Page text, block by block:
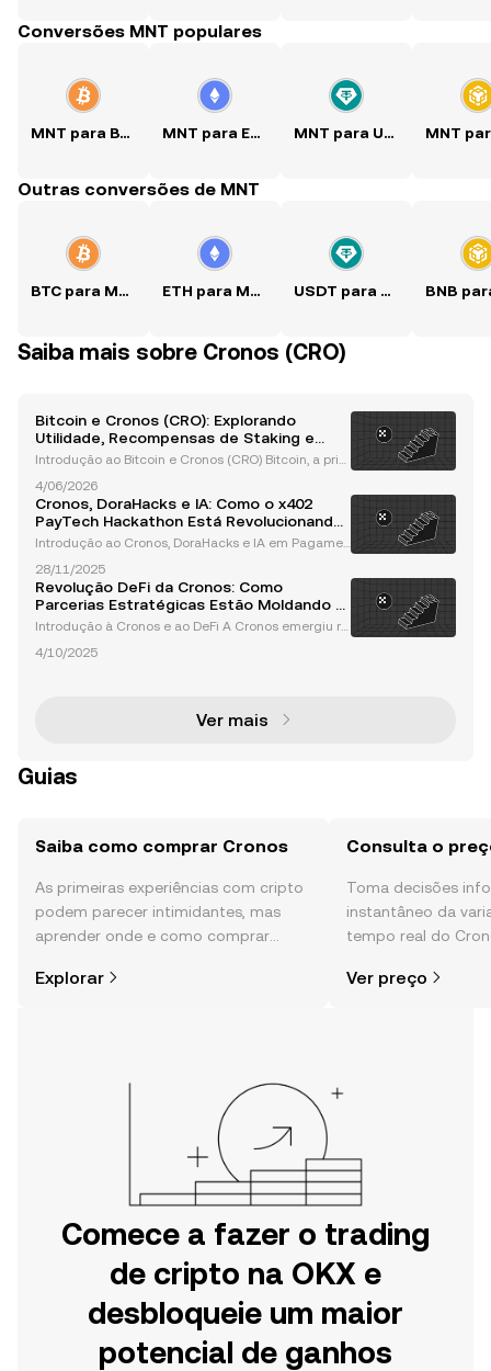
Conversões MNT populares
MNT para BTC MNT para ETH MNT para USDT
Outras conversões de MNT
BTC para MNT ETH para MNT USDT para MNT
Saiba mais sobre Cronos (CRO)
Bitcoin e Cronos (CRO): Explorando
Utilidade, Recompensas de Staking e
Inovações em Blockchain
Introdução ao Bitcoin e Cronos (CRO) Bitcoin, a prim
financeiro ao introduzir uma moeda digital descent
ralizada. Como o principal player no espaço cript
4/06/2026
Cronos, DoraHacks e IA: Como o x402
PayTech Hackathon Está Revolucionando
Pagamentos em Blockchain
Introdução ao Cronos, DoraHacks e IA em Pagamen
ckchain e inteligência artificial (IA) está revoluciona
ndo o setor financeiro, desbloqueando oportunida
28/11/2025
Revolução DeFi da Cronos: Como
Parcerias Estratégicas Estão Moldando o
Futuro das Finanças em Blockchain
Introdução à Cronos e ao DeFi A Cronos emergiu ra
sistema de finanças descentralizadas (DeFi), aprov
4/10/2025
Ver mais
Guias
Saiba como comprar Cronos
As primeiras experiências com cripto
podem parecer intimidantes, mas
aprender onde e como comprar
Começa a tua viagem na aplicação
Explorar
Consulta o
Toma decisões
instantâneo da
tempo real do
Ver preço
Comece a fazer o trading
de cripto na OKX e
desbloqueie um maior
potencial de ganhos